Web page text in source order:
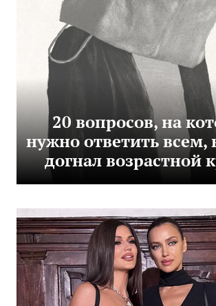
20 вопросов, на
нужно ответить всем,
догнал возрастной